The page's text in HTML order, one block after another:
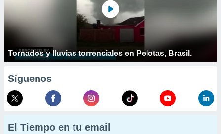
Tornados y lluvias torrenciales en Pelotas, Brasil.
Síguenos
El Tiempo en tu email